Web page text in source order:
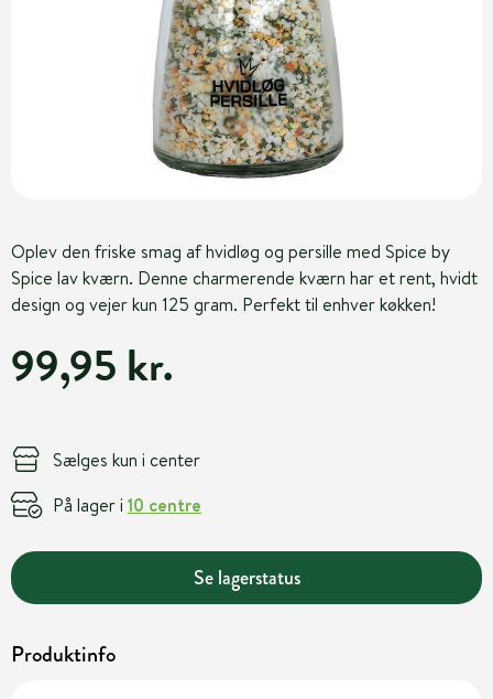
Oplev den friske smag af hvidløg og persille med Spice by
Spice lav kværn. Denne charmerende kværn har et rent, hvidt
design og vejer kun 125 gram. Perfekt til enhver køkken!
99,95 kr.
Sælges kun i center
På lager i 10 centre
Se lagerstatus
Produktinfo